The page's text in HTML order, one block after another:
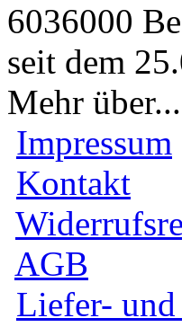
6036000
seit dem
Mehr über...
Impressum
Kontakt
AGB
Liefer- und